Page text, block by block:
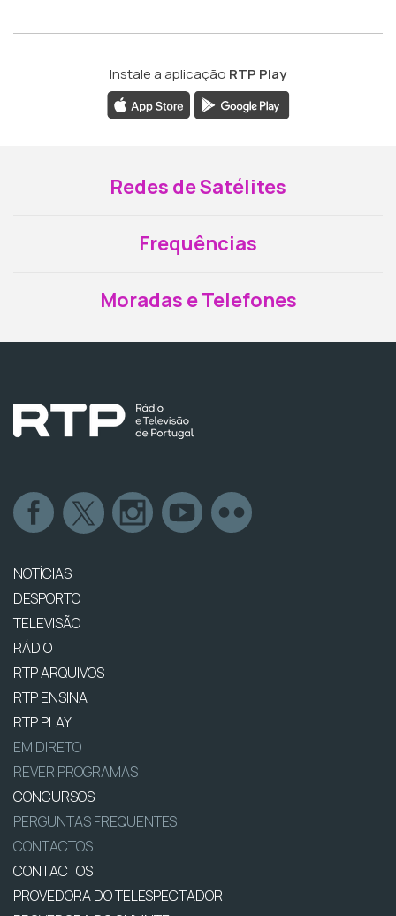
Instale a aplicação RTP Play
Redes de Satélites
Frequências
Moradas e Telefones
NOTÍCIAS
DESPORTO
TELEVISÃO
RÁDIO
RTP ARQUIVOS
RTP ENSINA
RTP PLAY
EM DIRETO
REVER PROGRAMAS
CONCURSOS
PERGUNTAS FREQUENTES
CONTACTOS
CONTACTOS
PROVEDORA DO TELESPECTADOR